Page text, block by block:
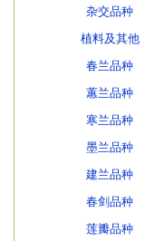
杂交品种
植料及其他
春兰品种
蕙兰品种
寒兰品种
墨兰品种
建兰品种
春剑品种
莲瓣品种